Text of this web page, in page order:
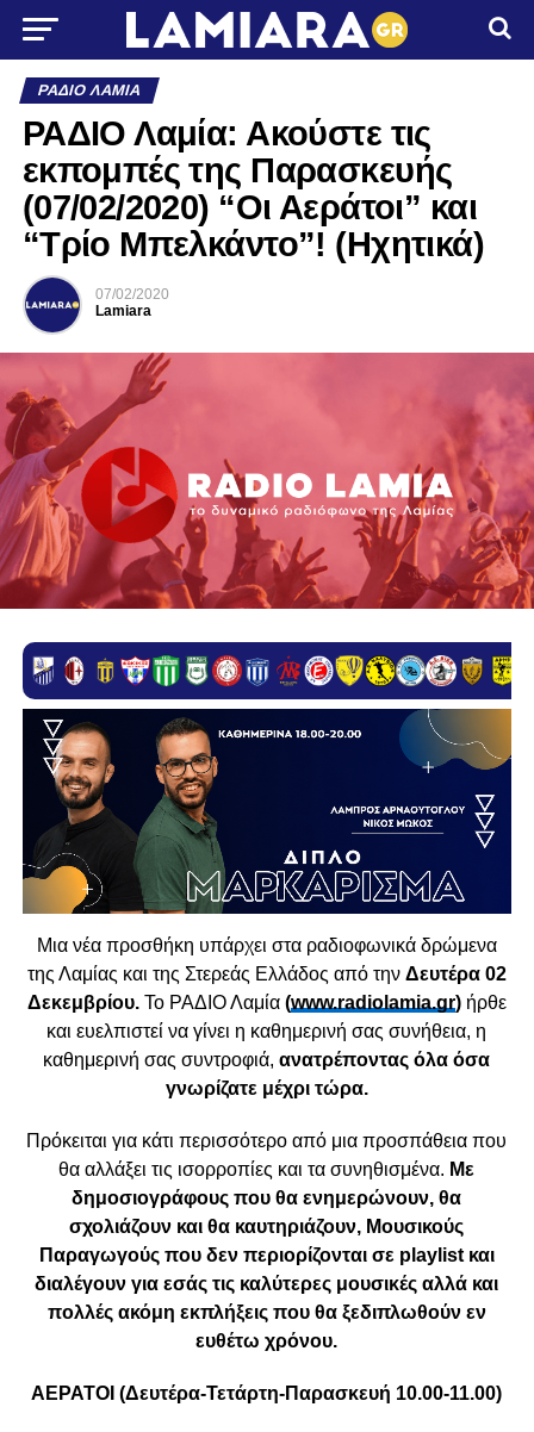
ΡΆΔΙΟ ΛΑΜΊΑ
ΡΑΔΙΟ Λαμία: Ακούστε τις
εκπομπές της Παρασκευής
(07/02/2020) “Οι Αεράτοι” και
“Τρίο Μπελκάντο”! (Ηχητικά)
07/02/2020
Lamiara
Μια νέα προσθήκη υπάρχει στα ραδιοφωνικά δρώμενα
της Λαμίας και της Στερεάς Ελλάδος από τηνΔευτέρα 02
Δεκεμβρίου.Το ΡΑΔΙΟ Λαμία (www.radiolamia.gr)ήρθε
και ευελπιστεί να γίνει η καθημερινή σας συνήθεια, η
καθημερινή σας συντροφιά,ανατρέποντας όλα όσα
γνωρίζατε μέχρι τώρα.
Πρόκειται για κάτι περισσότερο από μια προσπάθεια που
θα αλλάξει τις ισορροπίες και τα συνηθισμένα. Με
δημοσιογράφους που θα ενημερώνουν, θα
σχολιάζουν και θα καυτηριάζουν, Μουσικούς
Παραγωγούς που δεν περιορίζονται σε playlist και
διαλέγουν για εσάς τις καλύτερες μουσικές αλλά και
πολλές ακόμη εκπλήξεις που θα ξεδιπλωθούν εν
ευθέτω χρόνου.
ΑΕΡΑΤΟΙ (Δευτέρα-Τετάρτη-Παρασκευή 10.00-11.00)